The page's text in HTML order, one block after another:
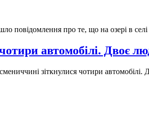
повідомлення про те, що на озері в
автомобілі. Двоє
зіткнулися чотири